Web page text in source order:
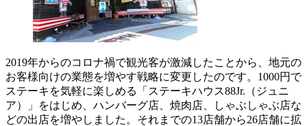
2019年からのコロナ禍で観光客が激減したことから、地元の
お客様向けの業態を増やす戦略に変更したのです。1000円で
ステーキを気軽に楽しめる「ステーキハウス88Jr.（ジュニ
ア）」をはじめ、ハンバーグ店、焼肉店、しゃぶしゃぶ店な
どの出店を増やしました。それまでの13店舗から26店舗に拡